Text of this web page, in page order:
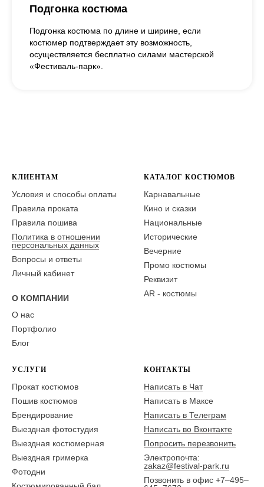
Подгонка костюма
Подгонка костюма по длине и ширине, если
костюмер подтверждает эту возможность,
осуществляется бесплатно силами мастерской
«Фестиваль-парк».
КЛИЕНТАМ
Условия и способы оплаты
Правила проката
Правила пошива
Политика в отношении
персональных данных
Вопросы и ответы
Личный кабинет
О КОМПАНИИ
О нас
Портфолио
Блог
КАТАЛОГ КОСТЮМОВ
Карнавальные
Кино и сказки
Национальные
Исторические
Вечерние
Промо костюмы
Реквизит
AR - костюмы
УСЛУГИ
Прокат костюмов
Пошив костюмов
Брендирование
Выездная фотостудия
Выездная костюмерная
Выездная гримерка
Фотодни
КОНТАКТЫ
Написать в Чат
Написать в Максе
Написать в Телеграм
Написать во Вконтакте
Попросить перезвонить
Электропочта:
zakaz@festival-park.ru
Позвонить в офис +7–495–